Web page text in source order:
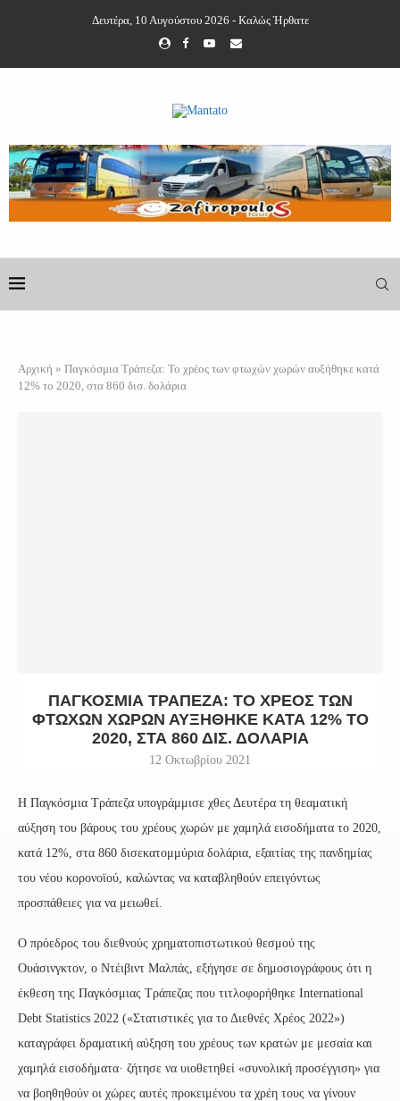
Δευτέρα, 10 Αυγούστου 2026 - Καλώς Ήρθατε
Αρχική » Παγκόσμια Τράπεζα: Το χρέος των φτωχών χωρών αυξήθηκε κατά
12% το 2020, στα 860 δισ. δολάρια
ΠΑΓΚΌΣΜΙΑ ΤΡΆΠΕΖΑ: ΤΟ ΧΡΈΟΣ ΤΩΝ
ΦΤΩΧΏΝ ΧΩΡΏΝ ΑΥΞΉΘΗΚΕ ΚΑΤΆ 12% ΤΟ
2020, ΣΤΑ 860 ΔΙΣ. ΔΟΛΆΡΙΑ
12 Οκτωβρίου 2021
Η Παγκόσμια Τράπεζα υπογράμμισε χθες Δευτέρα τη θεαματική
αύξηση του βάρους του χρέους χωρών με χαμηλά εισοδήματα το 2020,
κατά 12%, στα 860 δισεκατομμύρια δολάρια, εξαιτίας της πανδημίας
του νέου κορονοϊού, καλώντας να καταβληθούν επειγόντως
προσπάθειες για να μειωθεί.
Ο πρόεδρος του διεθνούς χρηματοπιστωτικού θεσμού της
Ουάσινγκτον, ο Ντέιβιντ Μαλπάς, εξήγησε σε δημοσιογράφους ότι η
έκθεση της Παγκόσμιας Τράπεζας που τιτλοφορήθηκε International
Debt Statistics 2022 («Στατιστικές για το Διεθνές Χρέος 2022»)
καταγράφει δραματική αύξηση του χρέους των κρατών με μεσαία και
χαμηλά εισοδήματα· ζήτησε να υιοθετηθεί «συνολική προσέγγιση» για
να βοηθηθούν οι χώρες αυτές προκειμένου τα χρέη τους να γίνουν